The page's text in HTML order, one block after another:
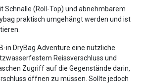
Schnalle (Roll-Top) und abnehmbarem
praktisch umgehängt werden und ist
in DryBag Adventure eine nützliche
Reissverschluss und
Zugriff auf die Gegenstände darin,
öffnen zu müssen. Sollte jedoch